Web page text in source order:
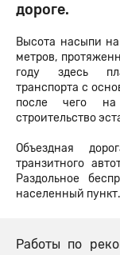
дороге.
Высота насыпи на
метров,
году здесь
транспорта с
после чего на
строительство
Объездная
транзитного
Раздольное
населенный пункт.
Работы по